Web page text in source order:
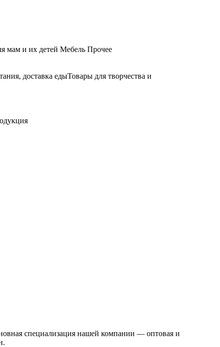
мам и их детей Мебель Прочее
доставка едыТовары для творчества и
специализация нашей компании — оптовая и